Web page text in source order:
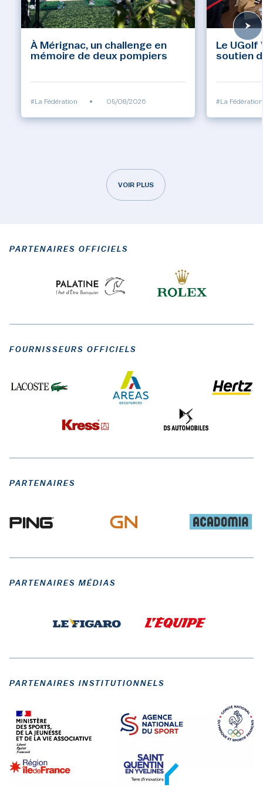
À Mérignac, un challenge en
mémoire de deux pompiers
#La Fédération • 05/08/2026
Le UGolf
soutien
#La Fédération
VOIR PLUS
PARTENAIRES OFFICIELS
FOURNISSEURS OFFICIELS
PARTENAIRES
PARTENAIRES MÉDIAS
PARTENAIRES INSTITUTIONNELS